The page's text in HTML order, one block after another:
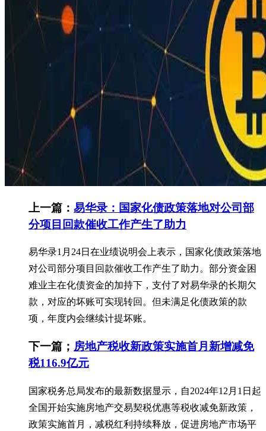
上一篇： 易华录：国家化债政策落地对公司部
分项目回款催收工作产生了助力
易华录1月24日在业绩说明会上表示，国家化债政策落地
对公司部分项目回款催收工作产生了助力。部分资金困
难业主在化债资金的加持下，支付了对易华录的长期欠
款，对应的坏账可实现转回。但未满足化债政策的款
项，年度内会继续计提坏账。
下一篇； 房地产税收新政策实施首月新增减免
税116.9亿元
国家税务总局发布的最新数据显示，自2024年12月1日起
全国开始实施房地产交易契税优惠等税收减免新政策，
政策实施首月，减税红利持续释放，促进房地产市场平